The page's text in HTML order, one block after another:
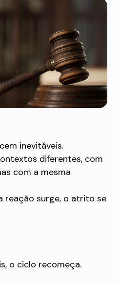
inevitáveis.
diferentes, com
com a mesma
reação surge, o atrito se
o ciclo recomeça.